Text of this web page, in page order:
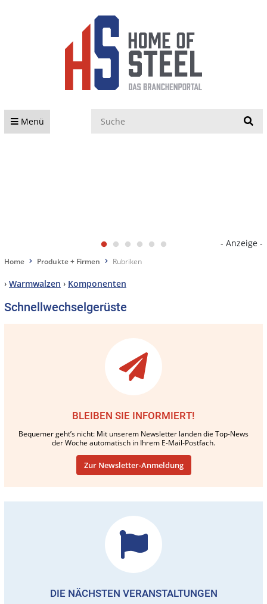
Menü
- Anzeige -
Home Produkte + Firmen Rubriken
› Warmwalzen › Komponenten
Schnellwechselgerüste
BLEIBEN SIE INFORMIERT!
Bequemer geht’s nicht: Mit unserem Newsletter landen die Top-News
der Woche automatisch in Ihrem E-Mail-Postfach.
Zur Newsletter-Anmeldung
DIE NÄCHSTEN VERANSTALTUNGEN